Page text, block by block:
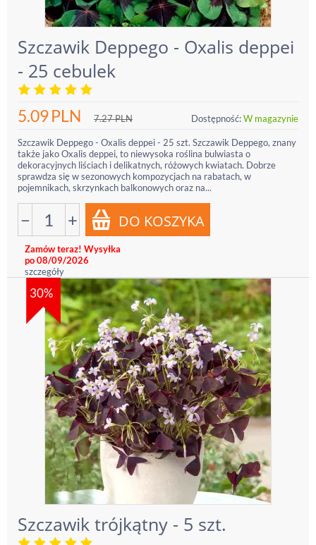
Szczawik Deppego - Oxalis deppei
- 25 cebulek
5.09PLN 7.27PLN Dostępność:W magazynie
Szczawik Deppego - Oxalis deppei - 25 szt. Szczawik Deppego, znany
także jako Oxalis deppei, to niewysoka roślina bulwiasta o
dekoracyjnych liściach i delikatnych, różowych kwiatach. Dobrze
sprawdza się w sezonowych kompozycjach na rabatach, w
pojemnikach, skrzynkach balkonowych oraz na...
− +
Zamów teraz! Wysyłka
po 08/09/2026
szczegóły
30%
Szczawik trójkątny - 5 szt.